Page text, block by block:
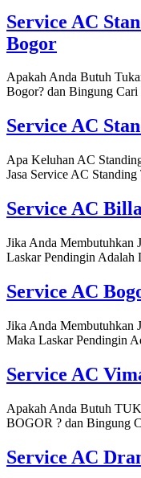
Service AC
Bogor
Apakah Anda Butuh
Bogor? dan Bingung
Service AC
Apa Keluhan AC
Jasa Service AC
Service AC
Jika Anda Membutuhkan
Laskar Pendingin
Service AC
Jika Anda
Maka Laskar Pendingin
Service AC
Apakah Anda Butuh
BOGOR ? dan Bingung
Service AC